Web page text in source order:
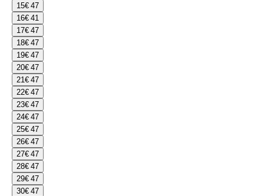
15€ 47
16€ 41
17€ 47
18€ 47
19€ 47
20€ 47
21€ 47
22€ 47
23€ 47
24€ 47
25€ 47
26€ 47
27€ 47
28€ 47
29€ 47
30€ 47